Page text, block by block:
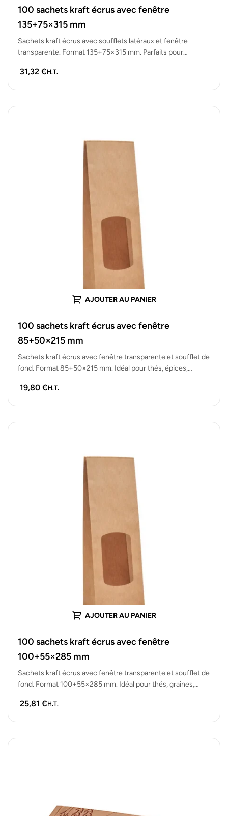
100 sachets kraft écrus avec fenêtre
135+75×315 mm
Sachets kraft écrus avec soufflets latéraux et fenêtre
transparente. Format 135+75×315 mm. Parfaits pour
31,32 €H.T.
AJOUTER AU PANIER
100 sachets kraft écrus avec fenêtre
85+50×215 mm
Sachets kraft écrus avec fenêtre transparente et soufflet de
fond. Format 85+50×215 mm. Idéal pour thés, épices,
19,80 €H.T.
AJOUTER AU PANIER
100 sachets kraft écrus avec fenêtre
100+55×285 mm
Sachets kraft écrus avec fenêtre transparente et soufflet de
fond. Format 100+55×285 mm. Idéal pour thés, graines,
25,81 €H.T.